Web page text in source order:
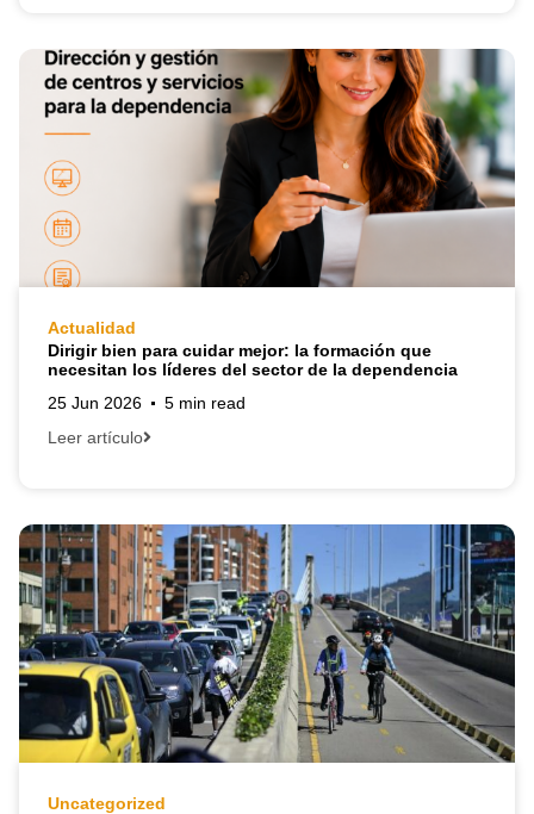
Actualidad
Dirigir bien para cuidar mejor: la formación que
necesitan los líderes del sector de la dependencia
25 Jun 2026
5 min read
Leer artículo
Uncategorized